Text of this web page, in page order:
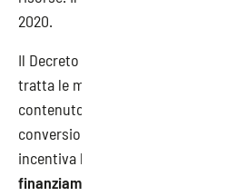
2020.
Il Decreto Agosto (D.L. n. 104/
tratta le misure in materia di
contenuto dell’art. 88 della legge
conversione del decreto Rilancio
incentiva la
finanziamento delle ore di